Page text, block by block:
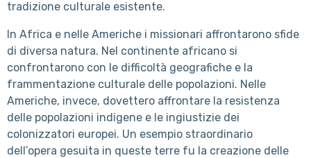
tradizione culturale esistente.
In Africa e nelle Americhe i missionari affrontarono sfide
di diversa natura. Nel continente africano si
confrontarono con le difficoltà geografiche e la
frammentazione culturale delle popolazioni. Nelle
Americhe, invece, dovettero affrontare la resistenza
delle popolazioni indigene e le ingiustizie dei
colonizzatori europei. Un esempio straordinario
dell’opera gesuita in queste terre fu la creazione delle